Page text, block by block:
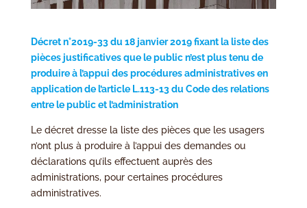
Décret n°2019-33 du 18 janvier 2019 fixant la liste des
pièces justificatives que le public n’est plus tenu de
produire à l’appui des procédures administratives en
application de l’article L.113-13 du Code des relations
entre le public et l’administration
Le décret dresse la liste des pièces que les usagers
n’ont plus à produire à l’appui des demandes ou
déclarations qu’ils effectuent auprès des
administrations, pour certaines procédures
administratives.